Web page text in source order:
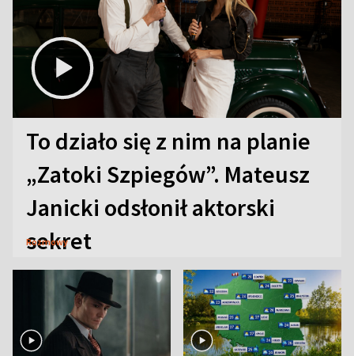
To działo się z nim na planie
„Zatoki Szpiegów”. Mateusz
Janicki odsłonił aktorski
sekret
Rozmowy